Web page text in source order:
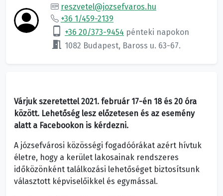
reszvetel@jozsefvaros.hu
+36 1/459-2139
phone_android +36 20/373-9454 pénteki napokon
meeting_room 1082 Budapest, Baross u. 63-67.
Várjuk szeretettel 2021. február 17-én 18 és 20 óra
között. Lehetőség lesz előzetesen és az esemény
alatt a Facebookon is kérdezni.
A józsefvárosi közösségi fogadóórákat azért hívtuk
életre, hogy a kerület lakosainak rendszeres
időközönként találkozási lehetőséget biztosítsunk
választott képviselőikkel és egymással.